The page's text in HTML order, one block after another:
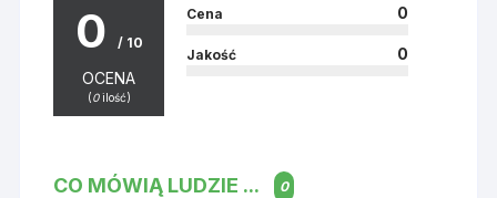
0 / 10
OCENA
(0ilość)
Cena 0
Jakość 0
CO MÓWIĄ LUDZIE ... 0